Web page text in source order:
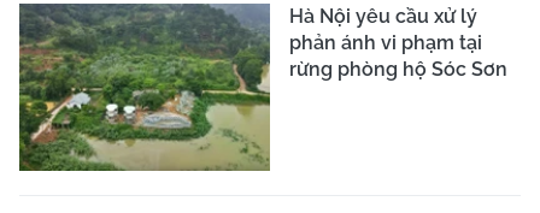
Hà Nội yêu cầu xử lý
phản ánh vi phạm tại
rừng phòng hộ Sóc Sơn